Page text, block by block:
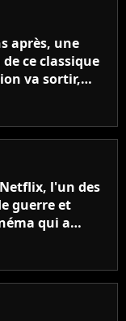
après, une
ce classique
va sortir,
jamais en
l'un des
guerre et
qui a
à